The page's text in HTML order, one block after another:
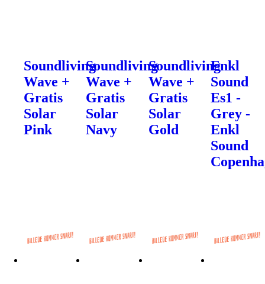
Soundliving
Wave +
Gratis
Solar
Pink
Soundliving
Wave +
Gratis
Solar
Navy
Soundliving
Wave +
Gratis
Solar
Gold
Enkl
Sound
Es1 -
Grey -
Enkl
Sound